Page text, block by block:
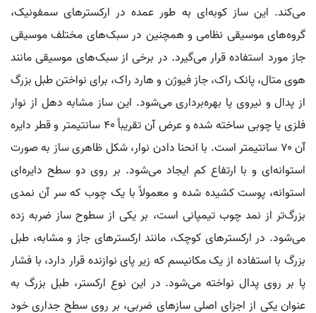
می‌کند. این ساز کوبه‌ای به طور عمده در ارکسترهای سمفونیک،
گروه‌های موسیقی نظامی و همچنین در سبک‌های مختلف موسیقی
جاز مورد استفاده قرار می‌گیرد. در برخی از سبک‌های موسیقی مانند
هوی متال، پانک راک، جاز فیوژن و هارد راک، برای نواختن طبل بزرگ
از پدال و نیروی پا بهره‌برداری می‌شود. این ساز مشابه دهل از نوار
فلزی یا چوبی ساخته شده و عرض آن تقریباً ۴۰ سانتیمتر و قطر دایره
آن ۷۰ سانتیمتر است. با انحنا دادن نوار، شکل ظاهری ساز به صورت
استوانه‌ای و با ارتفاع کم ایجاد می‌شود. بر روی دو سطح دایره‌ای
استوانه، پوست کشیده شده و معمولاً با یک چوب که سر آن نمدی
بزرگ‌تر از نمد چوب تیمپانی است، بر یکی از سطوح ساز ضربه زده
می‌شود. در ارکسترهای کوچک، مانند ارکسترهای جاز و مشابه، طبل
بزرگ با استفاده از یک مکانیسم که زیر پای نوازنده قرار دارد، با فشار
پا بر روی پدال نواخته می‌شود. در این نوع ارکستر، طبل بزرگ به
عنوان یکی از اجزای اصلی سازهای ضربی، بر روی سطح جداری خود